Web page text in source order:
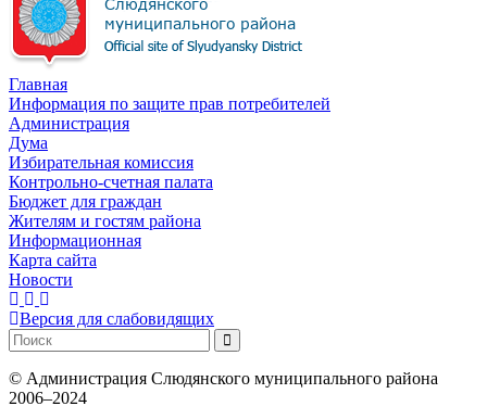
Главная
Информация по защите прав потребителей
Администрация
Дума
Избирательная комиссия
Контрольно-счетная палата
Бюджет для граждан
Жителям и гостям района
Информационная
Карта сайта
Новости
Версия для слабовидящих
© Администрация Слюдянского муниципального района
2006–2024